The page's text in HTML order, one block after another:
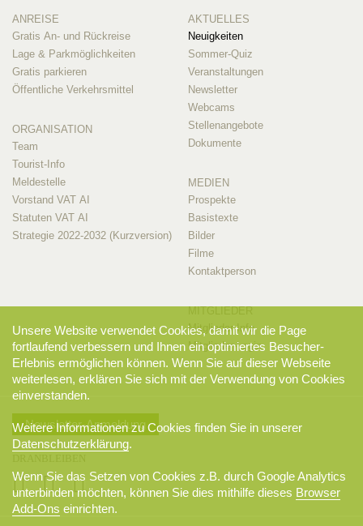
ANREISE
Gratis An- und Rückreise
Lage & Parkmöglichkeiten
Gratis parkieren
Öffentliche Verkehrsmittel
ORGANISATION
Team
Tourist-Info
Meldestelle
Vorstand VAT AI
Statuten VAT AI
Strategie 2022-2032 (Kurzversion)
AKTUELLES
Neuigkeiten
Sommer-Quiz
Veranstaltungen
Newsletter
Webcams
Stellenangebote
Dokumente
MEDIEN
Prospekte
Basistexte
Bilder
Filme
Kontaktperson
Mitglieder-Info
Mitglieder-Login
Newsletter-Anmeldung
Unsere Website verwendet Cookies, damit wir die Page
fortlaufend verbessern und Ihnen ein optimiertes Besucher-
Erlebnis ermöglichen können. Wenn Sie auf dieser Webseite
weiterlesen, erklären Sie sich mit der Verwendung von Cookies
einverstanden.
Weitere Informationen zu Cookies finden Sie in unserer
Datenschutzerklärung.
Wenn Sie das Setzen von Cookies z.B. durch Google Analytics
unterbinden möchten, können Sie dies mithilfe dieses Browser
Add-Ons einrichten.